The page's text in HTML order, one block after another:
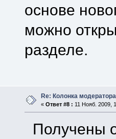
основе
можно
разделе.
Re: Колонка модератора
« Ответ #8 : 11 Нояб. 2009,
Получены